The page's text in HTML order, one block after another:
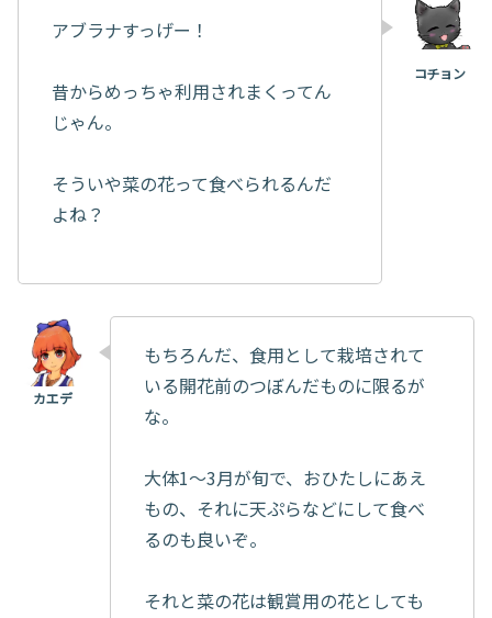
アブラナすっげー！
昔からめっちゃ利用されまくってん
じゃん。
そういや菜の花って食べられるんだ
よね？
もちろんだ、食用として栽培されて
いる開花前のつぼんだものに限るが
な。
大体1～3月が旬で、おひたしにあえ
もの、それに天ぷらなどにして食べ
るのも良いぞ。
それと菜の花は観賞用の花としても